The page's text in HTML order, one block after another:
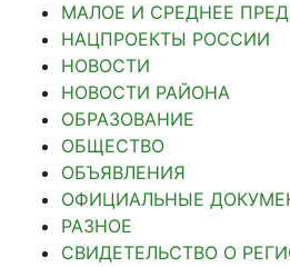
МАЛОЕ И СРЕДНЕЕ
НАЦПРОЕКТЫ РОССИИ
НОВОСТИ
НОВОСТИ РАЙОНА
ОБРАЗОВАНИЕ
ОБЩЕСТВО
ОБЪЯВЛЕНИЯ
ОФИЦИАЛЬНЫЕ
РАЗНОЕ
СВИДЕТЕЛЬСТВО О